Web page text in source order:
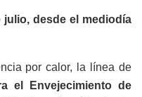
desde el mediodía
por calor, la línea de
el Envejecimiento de